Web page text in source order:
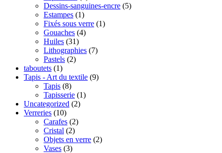
Dessins-sanguines-encre (5)
Estampes (1)
Fixés sous verre (1)
Gouaches (4)
Huiles (31)
Lithographies (7)
Pastels (2)
taboutets (1)
Tapis - Art du textile (9)
Tapis (8)
Tapisserie (1)
Uncategorized (2)
Verreries (10)
Carafes (2)
Cristal (2)
Objets en verre (2)
Vases (3)